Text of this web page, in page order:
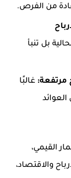
من الفرص.
بل تنبأ
مرتفعة: غالبًا
العوائد
القيمي،
والاقتصاد،